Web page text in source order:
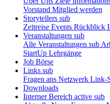
Vorstand Mitglied werden
Storytellers sub
Zeitreise Events Rückblick
Veranstaltungen sub
Alle Veranstaltungen sub
StartUp Lehrgänge
Job Börse
Links sub
Fragen ans Netzwerk Link-
Downloads
Interner Bereich active sub